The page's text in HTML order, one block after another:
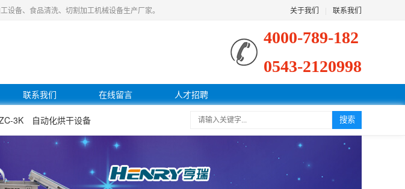
关于我们 联系我们
备、食品清洗、切割加工机械设备生产厂家。
4000-789-182
0543-2120998
联系我们 在线留言 人才招聘
3K 自动化烘干设备 搜索